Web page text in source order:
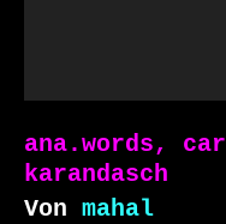
ana.words,
karandasch
Von mahal